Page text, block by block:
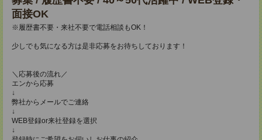
面接OK
※履歴書不要・来社不要で電話相談もOK！
少しでも気になる方は是非応募をお待ちしております！
＼応募後の流れ／
エンから応募
↓
弊社からメールでご連絡
↓
WEB登録or来社登録を選択
↓